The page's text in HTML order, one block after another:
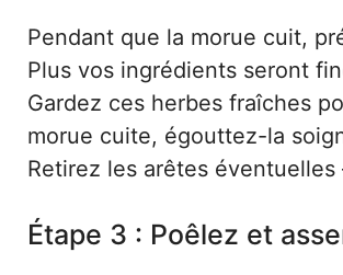
Pendant que la morue cuit,
Plus vos ingrédients seront
Gardez ces herbes fraîches
morue cuite, égouttez-la
Retirez les arêtes
Étape 3 : Poêlez et